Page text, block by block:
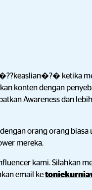
ketika
konten dengan
Awareness dan
orang orang
mereka.
kami. Silahkan
email ke